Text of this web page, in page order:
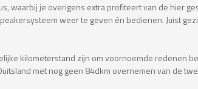
waarbij je overigens extra profiteert van de hier
weer te geven én bedienen. Juist
kilometerstand zijn om voornoemde redenen
met nog geen 84dkm overnemen van de